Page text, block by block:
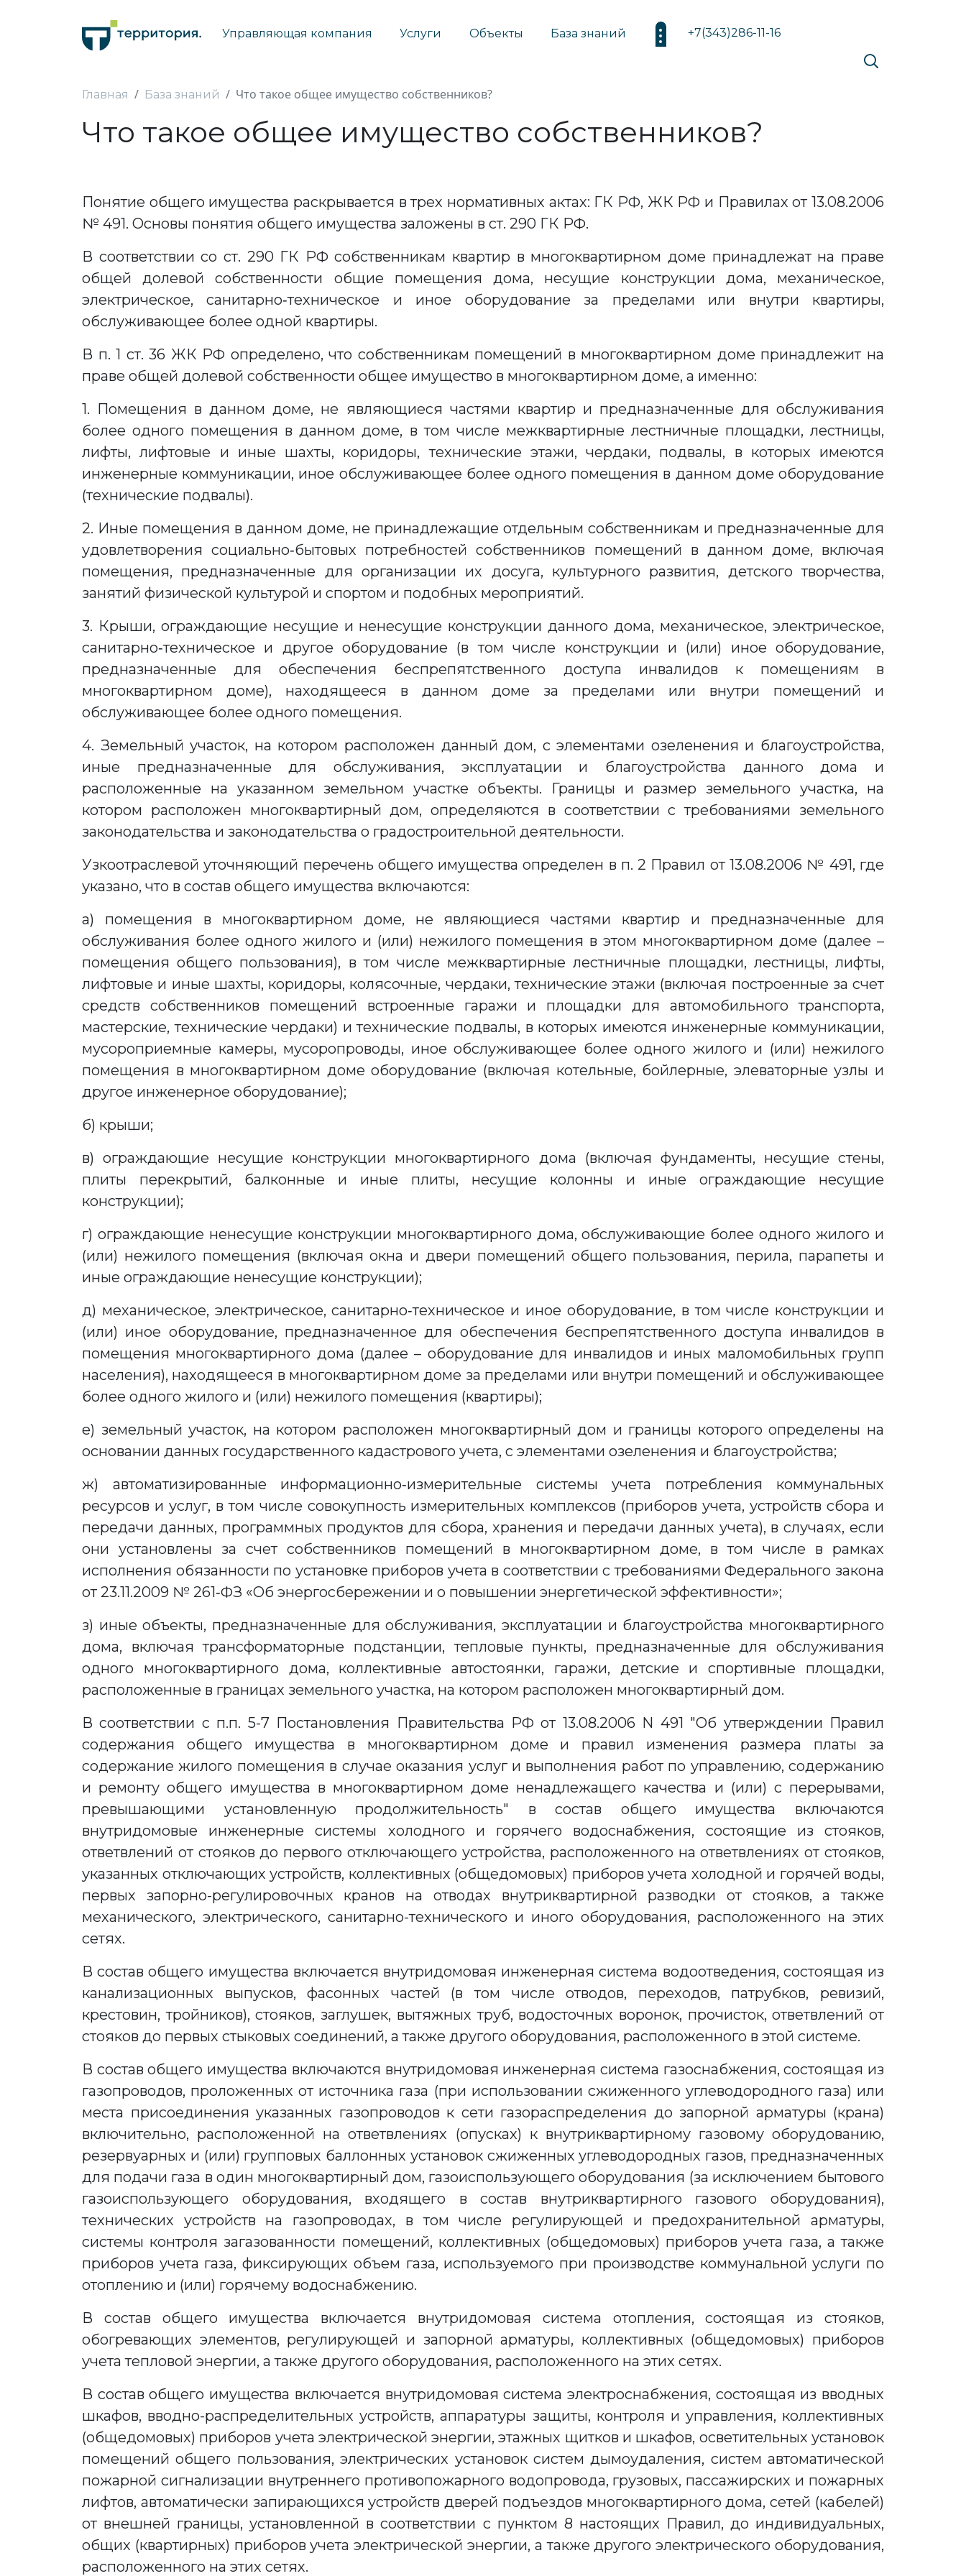
+7(343)286-11-16
Управляющая компания Услуги Объекты База знаний
Главная База знаний Что такое общее имущество собственников?
Что такое общее имущество собственников?
Понятие общего имущества раскрывается в трех нормативных актах: ГК РФ, ЖК РФ и Правилах от 13.08.2006
№ 491. Основы понятия общего имущества заложены в ст. 290 ГК РФ.
В соответствии со ст. 290 ГК РФ собственникам квартир в многоквартирном доме принадлежат на праве
общей долевой собственности общие помещения дома, несущие конструкции дома, механическое,
электрическое, санитарно‑техническое и иное оборудование за пределами или внутри квартиры,
обслуживающее более одной квартиры.
В п. 1 ст. 36 ЖК РФ определено, что собственникам помещений в многоквартирном доме принадлежит на
праве общей долевой собственности общее имущество в многоквартирном доме, а именно:
1. Помещения в данном доме, не являющиеся частями квартир и предназначенные для обслуживания
более одного помещения в данном доме, в том числе межквартирные лестничные площадки, лестницы,
лифты, лифтовые и иные шахты, коридоры, технические этажи, чердаки, подвалы, в которых имеются
инженерные коммуникации, иное обслуживающее более одного помещения в данном доме оборудование
(технические подвалы).
2. Иные помещения в данном доме, не принадлежащие отдельным собственникам и предназначенные для
удовлетворения социально‑бытовых потребностей собственников помещений в данном доме, включая
помещения, предназначенные для организации их досуга, культурного развития, детского творчества,
занятий физической культурой и спортом и подобных мероприятий.
3. Крыши, ограждающие несущие и ненесущие конструкции данного дома, механическое, электрическое,
санитарно‑техническое и другое оборудование (в том числе конструкции и (или) иное оборудование,
предназначенные для обеспечения беспрепятственного доступа инвалидов к помещениям в
многоквартирном доме), находящееся в данном доме за пределами или внутри помещений и
обслуживающее более одного помещения.
4. Земельный участок, на котором расположен данный дом, с элементами озеленения и благоустройства,
иные предназначенные для обслуживания, эксплуатации и благоустройства данного дома и
расположенные на указанном земельном участке объекты. Границы и размер земельного участка, на
котором расположен многоквартирный дом, определяются в соответствии с требованиями земельного
законодательства и законодательства о градостроительной деятельности.
Узкоотраслевой уточняющий перечень общего имущества определен в п. 2 Правил от 13.08.2006 № 491, где
указано, что в состав общего имущества включаются:
а) помещения в многоквартирном доме, не являющиеся частями квартир и предназначенные для
обслуживания более одного жилого и (или) нежилого помещения в этом многоквартирном доме (далее –
помещения общего пользования), в том числе межквартирные лестничные площадки, лестницы, лифты,
лифтовые и иные шахты, коридоры, колясочные, чердаки, технические этажи (включая построенные за счет
средств собственников помещений встроенные гаражи и площадки для автомобильного транспорта,
мастерские, технические чердаки) и технические подвалы, в которых имеются инженерные коммуникации,
мусороприемные камеры, мусоропроводы, иное обслуживающее более одного жилого и (или) нежилого
помещения в многоквартирном доме оборудование (включая котельные, бойлерные, элеваторные узлы и
другое инженерное оборудование);
б) крыши;
в) ограждающие несущие конструкции многоквартирного дома (включая фундаменты, несущие стены,
плиты перекрытий, балконные и иные плиты, несущие колонны и иные ограждающие несущие
конструкции);
г) ограждающие ненесущие конструкции многоквартирного дома, обслуживающие более одного жилого и
(или) нежилого помещения (включая окна и двери помещений общего пользования, перила, парапеты и
иные ограждающие ненесущие конструкции);
д) механическое, электрическое, санитарно‑техническое и иное оборудование, в том числе конструкции и
(или) иное оборудование, предназначенное для обеспечения беспрепятственного доступа инвалидов в
помещения многоквартирного дома (далее – оборудование для инвалидов и иных маломобильных групп
населения), находящееся в многоквартирном доме за пределами или внутри помещений и обслуживающее
более одного жилого и (или) нежилого помещения (квартиры);
е) земельный участок, на котором расположен многоквартирный дом и границы которого определены на
основании данных государственного кадастрового учета, с элементами озеленения и благоустройства;
ж) автоматизированные информационно‑измерительные системы учета потребления коммунальных
ресурсов и услуг, в том числе совокупность измерительных комплексов (приборов учета, устройств сбора и
передачи данных, программных продуктов для сбора, хранения и передачи данных учета), в случаях, если
они установлены за счет собственников помещений в многоквартирном доме, в том числе в рамках
исполнения обязанности по установке приборов учета в соответствии с требованиями Федерального закона
от 23.11.2009 № 261‑ФЗ «Об энергосбережении и о повышении энергетической эффективности»;
з) иные объекты, предназначенные для обслуживания, эксплуатации и благоустройства многоквартирного
дома, включая трансформаторные подстанции, тепловые пункты, предназначенные для обслуживания
одного многоквартирного дома, коллективные автостоянки, гаражи, детские и спортивные площадки,
расположенные в границах земельного участка, на котором расположен многоквартирный дом.
В соответствии с п.п. 5-7 Постановления Правительства РФ от 13.08.2006 N 491 "Об утверждении Правил
содержания общего имущества в многоквартирном доме и правил изменения размера платы за
содержание жилого помещения в случае оказания услуг и выполнения работ по управлению, содержанию
и ремонту общего имущества в многоквартирном доме ненадлежащего качества и (или) с перерывами,
превышающими установленную продолжительность" в состав общего имущества включаются
внутридомовые инженерные системы холодного и горячего водоснабжения, состоящие из стояков,
ответвлений от стояков до первого отключающего устройства, расположенного на ответвлениях от стояков,
указанных отключающих устройств, коллективных (общедомовых) приборов учета холодной и горячей воды,
первых запорно-регулировочных кранов на отводах внутриквартирной разводки от стояков, а также
механического, электрического, санитарно-технического и иного оборудования, расположенного на этих
сетях.
В состав общего имущества включается внутридомовая инженерная система водоотведения, состоящая из
канализационных выпусков, фасонных частей (в том числе отводов, переходов, патрубков, ревизий,
крестовин, тройников), стояков, заглушек, вытяжных труб, водосточных воронок, прочисток, ответвлений от
стояков до первых стыковых соединений, а также другого оборудования, расположенного в этой системе.
В состав общего имущества включаются внутридомовая инженерная система газоснабжения, состоящая из
газопроводов, проложенных от источника газа (при использовании сжиженного углеводородного газа) или
места присоединения указанных газопроводов к сети газораспределения до запорной арматуры (крана)
включительно, расположенной на ответвлениях (опусках) к внутриквартирному газовому оборудованию,
резервуарных и (или) групповых баллонных установок сжиженных углеводородных газов, предназначенных
для подачи газа в один многоквартирный дом, газоиспользующего оборудования (за исключением бытового
газоиспользующего оборудования, входящего в состав внутриквартирного газового оборудования),
технических устройств на газопроводах, в том числе регулирующей и предохранительной арматуры,
системы контроля загазованности помещений, коллективных (общедомовых) приборов учета газа, а также
приборов учета газа, фиксирующих объем газа, используемого при производстве коммунальной услуги по
отоплению и (или) горячему водоснабжению.
В состав общего имущества включается внутридомовая система отопления, состоящая из стояков,
обогревающих элементов, регулирующей и запорной арматуры, коллективных (общедомовых) приборов
учета тепловой энергии, а также другого оборудования, расположенного на этих сетях.
В состав общего имущества включается внутридомовая система электроснабжения, состоящая из вводных
шкафов, вводно-распределительных устройств, аппаратуры защиты, контроля и управления, коллективных
(общедомовых) приборов учета электрической энергии, этажных щитков и шкафов, осветительных установок
помещений общего пользования, электрических установок систем дымоудаления, систем автоматической
пожарной сигнализации внутреннего противопожарного водопровода, грузовых, пассажирских и пожарных
лифтов, автоматически запирающихся устройств дверей подъездов многоквартирного дома, сетей (кабелей)
от внешней границы, установленной в соответствии с пунктом 8 настоящих Правил, до индивидуальных,
общих (квартирных) приборов учета электрической энергии, а также другого электрического оборудования,
расположенного на этих сетях.